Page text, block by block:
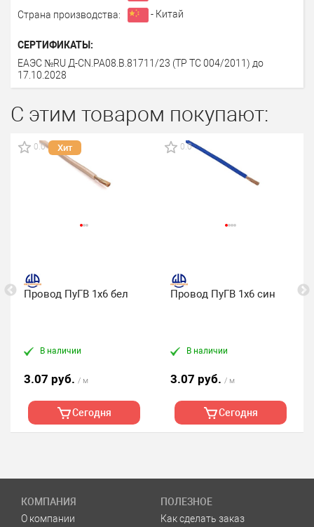
Страна производства:
- Китай
СЕРТИФИКАТЫ:
ЕАЭС №RU Д-CN.PA08.B.81711/23 (ТР ТС 004/2011) до
17.10.2028
С этим товаром покупают:
0.0 Хит
Провод ПуГВ 1х6 бел
В наличии
3.07 руб. / м
Сегодня
0.0
Провод ПуГВ 1х6 син
В наличии
3.07 руб. / м
Сегодня
КОМПАНИЯ
О компании
ПОЛЕЗНОЕ
Как сделать заказ